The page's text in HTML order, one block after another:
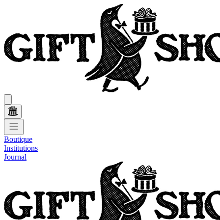
Boutique
Institutions
Journal